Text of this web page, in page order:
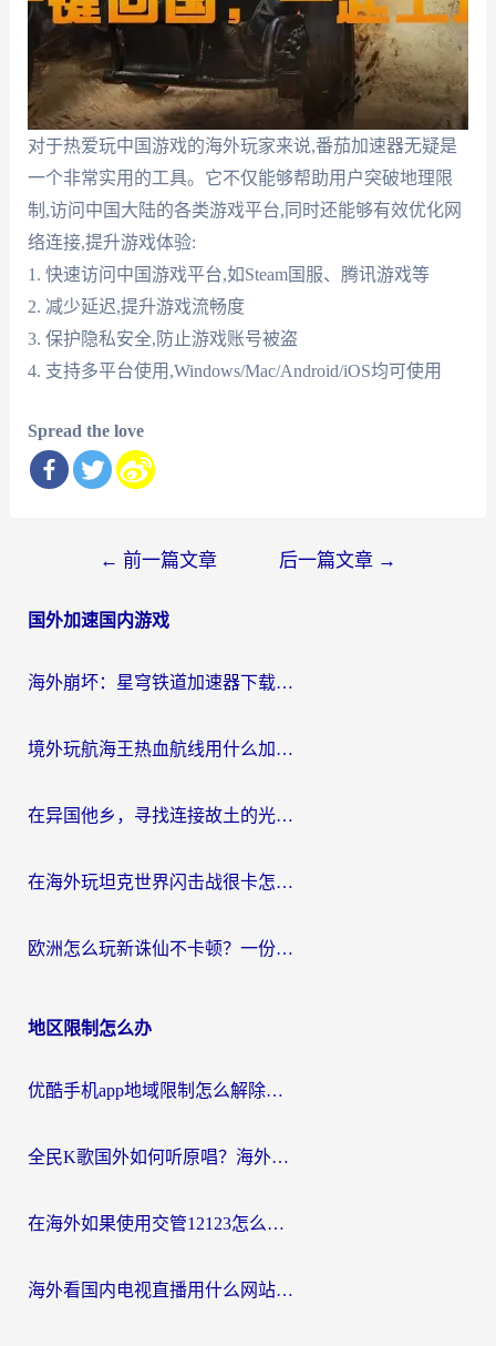
对于热爱玩中国游戏的海外玩家来说,番茄加速器无疑是
一个非常实用的工具。它不仅能够帮助用户突破地理限
制,访问中国大陆的各类游戏平台,同时还能够有效优化网
络连接,提升游戏体验:
1. 快速访问中国游戏平台,如Steam国服、腾讯游戏等
2. 减少延迟,提升游戏流畅度
3. 保护隐私安全,防止游戏账号被盗
4. 支持多平台使用,Windows/Mac/Android/iOS均可使用
Spread the love
导
← 前一篇文章 后一篇文章 →
国外加速国内游戏
海外崩坏：星穹铁道加速器下载安装：一份给游子的终极网络指南
境外玩航海王热血航线用什么加速器？2026海外玩家实测最优方案（附欧洲问道堡垒前线加速技巧）
在异国他乡，寻找连接故土的光明大陆免费加速器
在海外玩坦克世界闪击战很卡怎么办？老玩家亲测有效的加速器选择指南
欧洲怎么玩新诛仙不卡顿？一份给海外游子的国服游戏畅玩指南
地区限制怎么办
优酷手机app地域限制怎么解除？海外党亲测有效的追剧方案
全民K歌国外如何听原唱？海外党亲测有效的回国加速器选择指南
在海外如果使用交管12123怎么处理？留学生亲测有效的回国加速方案
海外看国内电视直播用什么网站比较好？一篇解决你所有追剧难题的实用指南